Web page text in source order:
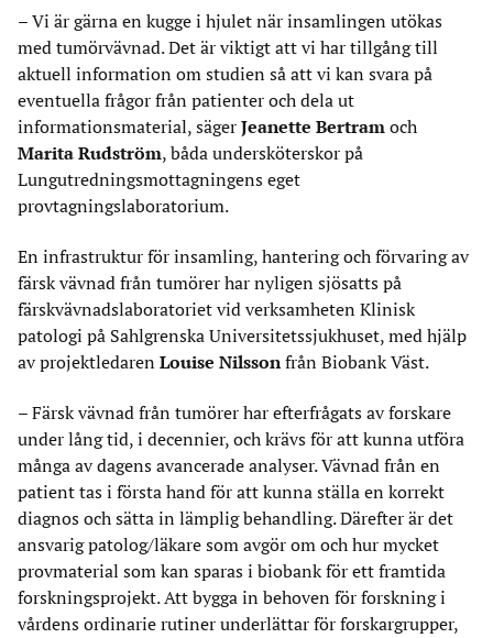
– Vi är gärna en kugge i hjulet när insamlingen utökas
med tumörvävnad. Det är viktigt att vi har tillgång till
aktuell information om studien så att vi kan svara på
eventuella frågor från patienter och dela ut
informationsmaterial, säger Jeanette Bertram och
Marita Rudström, båda undersköterskor på
Lungutredningsmottagningens eget
provtagningslaboratorium.
En infrastruktur för insamling, hantering och förvaring av
färsk vävnad från tumörer har nyligen sjösatts på
färskvävnadslaboratoriet vid verksamheten Klinisk
patologi på Sahlgrenska Universitetssjukhuset, med hjälp
av projektledaren Louise Nilssonfrån Biobank Väst.
– Färsk vävnad från tumörer har efterfrågats av forskare
under lång tid, i decennier, och krävs för att kunna utföra
många av dagens avancerade analyser. Vävnad från en
patient tas i första hand för att kunna ställa en korrekt
diagnos och sätta in lämplig behandling. Därefter är det
ansvarig patolog/läkare som avgör om och hur mycket
provmaterial som kan sparas i biobank för ett framtida
forskningsprojekt. Att bygga in behoven för forskning i
vårdens ordinarie rutiner underlättar för forskargrupper,